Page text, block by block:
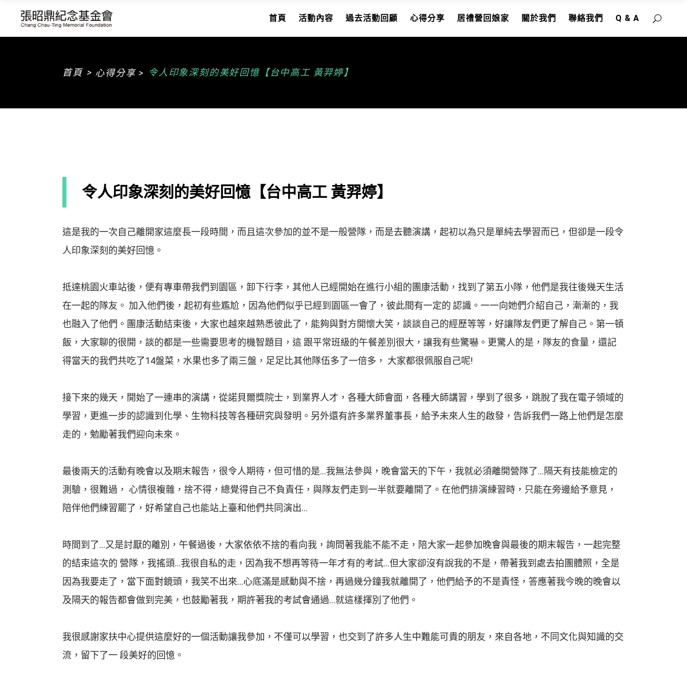
首頁 活動內容 過去活動回顧 心得分享 居禮營回娘家 關於我們 聯絡我們 Q & A
首頁 > 心得分享 > 令人印象深刻的美好回憶【台中高工 黃羿婷】
令人印象深刻的美好回憶【台中高工 黃羿婷】
這是我的一次自己離開家這麼長一段時間，而且這次參加的並不是一般營隊，而是去聽演講，起初以為只是單純去學習而已，但卻是一段令
人印象深刻的美好回憶。
抵達桃園火車站後，便有專車帶我們到園區，卸下行李，其他人已經開始在進行小組的團康活動，找到了第五小隊，他們是我往後幾天生活
在一起的隊友。 加入他們後，起初有些尷尬，因為他們似乎已經到園區一會了，彼此間有一定的 認識。一一向她們介紹自己，漸漸的，我
也融入了他們。團康活動結束後，大家也越來越熟悉彼此了，能夠與對方開懷大笑，談談自己的經歷等等，好讓隊友們更了解自己。第一頓
飯，大家聊的很開，談的都是一些需要思考的機智題目，這 跟平常班級的午餐差別很大，讓我有些驚嚇。更驚人的是，隊友的食量，還記
得當天的我們共吃了14盤菜，水果也多了兩三盤，足足比其他隊伍多了一倍多， 大家都很佩服自己呢!
接下來的幾天，開始了一連串的演講，從諾貝爾獎院士，到業界人才，各種大師會面，各種大師講習，學到了很多，跳脫了我在電子領域的
學習，更進一步的認識到化學、生物科技等各種研究與發明。另外還有許多業界董事長，給予未來人生的啟發，告訴我們一路上他們是怎麼
走的，勉勵著我們迎向未來。
最後兩天的活動有晚會以及期末報告，很令人期待，但可惜的是…我無法參與，晚會當天的下午，我就必須離開營隊了…隔天有技能檢定的
測驗，很難過， 心情很複雜，捨不得，總覺得自己不負責任，與隊友們走到一半就要離開了。在他們排演練習時，只能在旁邊給予意見，
陪伴他們練習罷了，好希望自己也能站上臺和他們共同演出…
時間到了…又是討厭的離別，午餐過後，大家依依不捨的看向我，詢問著我能不能不走，陪大家一起參加晚會與最後的期末報告，一起完整
的結束這次的 營隊，我搖頭…我很自私的走，因為我不想再等待一年才有的考試…但大家卻沒有說我的不是，帶著我到處去拍團體照，全是
因為我要走了，當下面對鏡頭，我笑不出來…心底滿是感動與不捨，再過幾分鐘我就離開了，他們給予的不是責怪，答應著我今晚的晚會以
及隔天的報告都會做到完美，也鼓勵著我，期許著我的考試會通過…就這樣揮別了他們。
我很感謝家扶中心提供這麼好的一個活動讓我參加，不僅可以學習，也交到了許多人生中難能可貴的朋友，來自各地，不同文化與知識的交
流，留下了一 段美好的回憶。